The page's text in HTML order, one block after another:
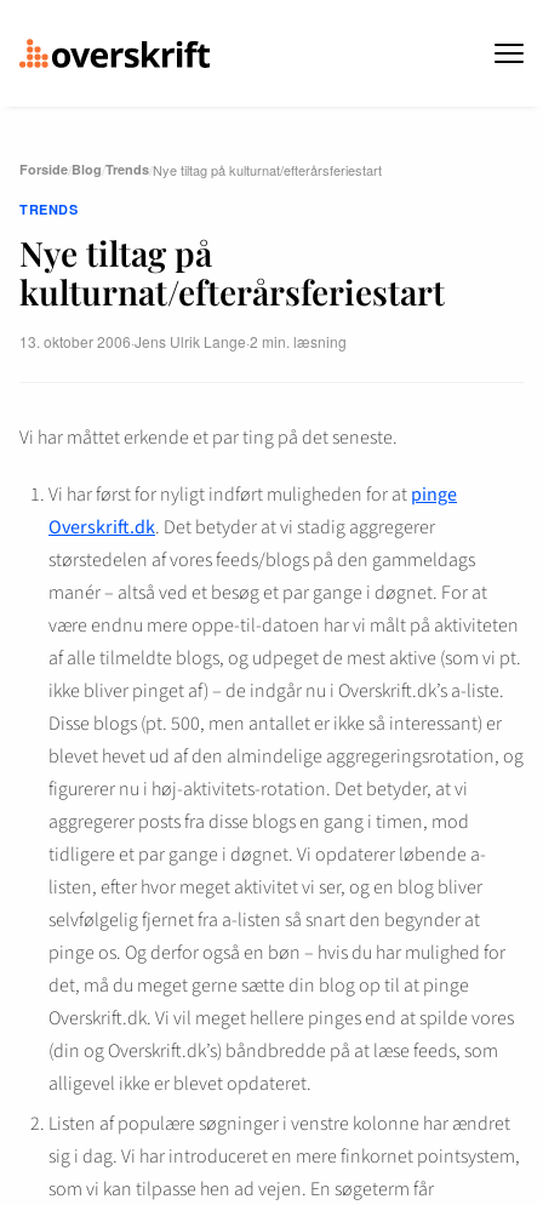
Forside/Blog/Trends/Nye tiltag på kulturnat/efterårsferiestart
TRENDS
Nye tiltag på
kulturnat/efterårsferiestart
13. oktober 2006·Jens Ulrik Lange·2 min. læsning
Vi har måttet erkende et par ting på det seneste.
Vi har først for nyligt indført muligheden for atpinge
Overskrift.dk. Det betyder at vi stadig aggregerer
størstedelen af vores feeds/blogs på den gammeldags
manér – altså ved et besøg et par gange i døgnet. For at
være endnu mere oppe-til-datoen har vi målt på aktiviteten
af alle tilmeldte blogs, og udpeget de mest aktive (som vi pt.
ikke bliver pinget af) – de indgår nu i Overskrift.dk’s a-liste.
Disse blogs (pt. 500, men antallet er ikke så interessant) er
blevet hevet ud af den almindelige aggregeringsrotation, og
figurerer nu i høj-aktivitets-rotation. Det betyder, at vi
aggregerer posts fra disse blogs en gang i timen, mod
tidligere et par gange i døgnet. Vi opdaterer løbende a-
listen, efter hvor meget aktivitet vi ser, og en blog bliver
selvfølgelig fjernet fra a-listen så snart den begynder at
pinge os. Og derfor også en bøn – hvis du har mulighed for
det, må du meget gerne sætte din blog op til at pinge
Overskrift.dk. Vi vil meget hellere pinges end at spilde vores
(din og Overskrift.dk’s) båndbredde på at læse feeds, som
alligevel ikke er blevet opdateret.
Listen af populære søgninger i venstre kolonne har ændret
sig i dag. Vi har introduceret en mere finkornet pointsystem,
som vi kan tilpasse hen ad vejen. En søgeterm får